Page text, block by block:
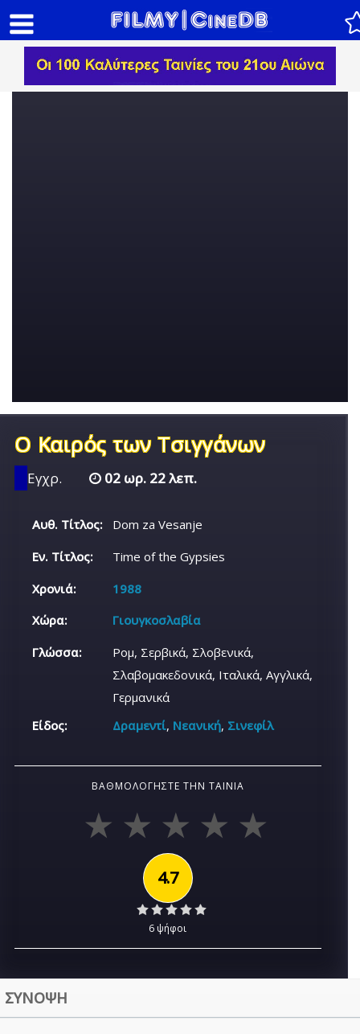
Ο Καιρός των Τσιγγάνων
Εγχρ. 02 ωρ. 22 λεπ.
Αυθ. Τίτλος:
Dom za Vesanje
Εν. Τίτλος:
Time of the Gypsies
Χρονιά:
1988
Χώρα:
Γιουγκοσλαβία
Γλώσσα:
Ρομ, Σερβικά, Σλοβενικά,
Σλαβομακεδονικά, Ιταλικά, Αγγλικά,
Γερμανικά
Είδος:
Δραμεντί, Νεανική, Σινεφίλ
ΒΑΘΜΟΛΟΓΉΣΤΕ ΤΗΝ ΤΑΙΝΊΑ
4.7
6 ψήφοι
ΣΥΝΟΨΗ